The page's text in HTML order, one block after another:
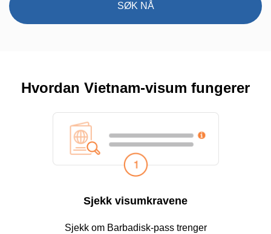
SØK NÅ
Hvordan Vietnam-visum fungerer
Sjekk visumkravene
Sjekk om Barbadisk-pass trenger